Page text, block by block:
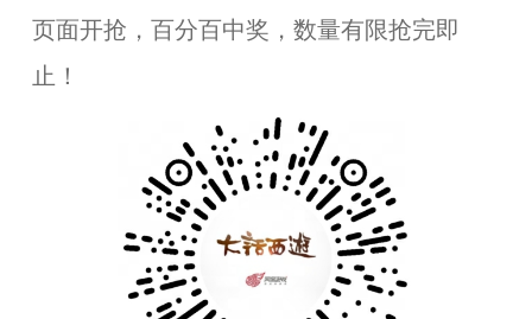
页面开抢，百分百中奖，数量有限抢完即
止！